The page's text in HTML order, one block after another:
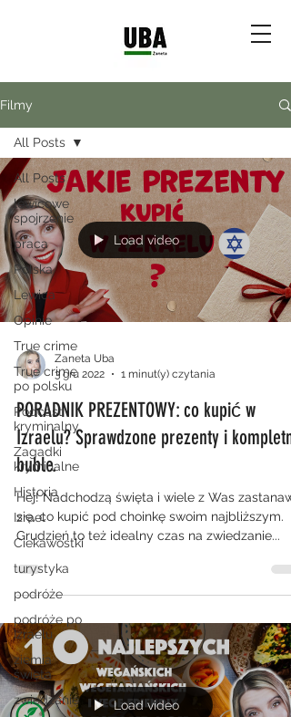
Filmy
All Posts
lewicowe
spojrzenie
praca
Polska
Lewica
Opinie
True crime
True crime
po polsku
Podcast
kryminalny
Zagadki
kryminalne
Historia
Izrael
Ciekawostki
turystyka
podróże
podróże po
Izraelu
ziemia
święta
zwiedzanie
All Posts
Load video
Zaneta Uba
3 gru 2022
1 minut(y) czytania
PORADNIK PREZENTOWY: co kupić w
Izraelu? Sprawdzone prezenty i kompletne
buble.
Hej! Nadchodzą święta i wiele z Was
się, co kupić pod choinkę swoim najbliższym.
Grudzień to też idealny czas na zwiedzanie...
Load video